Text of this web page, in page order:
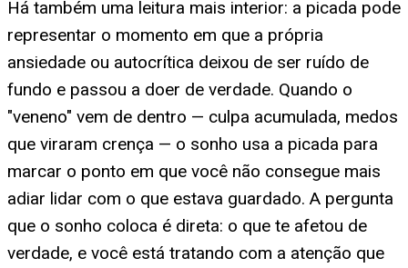
Há também uma leitura mais interior: a picada pode
representar o momento em que a própria
ansiedade ou autocrítica deixou de ser ruído de
fundo e passou a doer de verdade. Quando o
"veneno" vem de dentro — culpa acumulada, medos
que viraram crença — o sonho usa a picada para
marcar o ponto em que você não consegue mais
adiar lidar com o que estava guardado. A pergunta
que o sonho coloca é direta: o que te afetou de
verdade, e você está tratando com a atenção que